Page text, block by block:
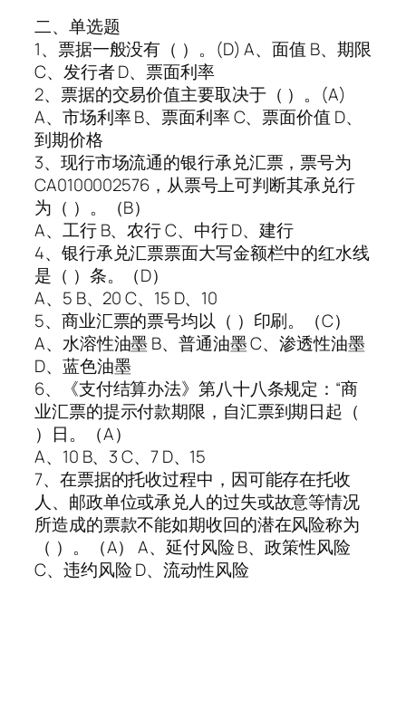
二、单选题
1、票据一般没有（ ）。(D) A、面值 B、期限
C、发行者 D、票面利率
2、票据的交易价值主要取决于（ ）。(A)
A、市场利率 B、票面利率 C、票面价值 D、
到期价格
3、现行市场流通的银行承兑汇票，票号为
CA0100002576，从票号上可判断其承兑行
为（ ）。（B）
A、工行 B、农行 C、中行 D、建行
4、银行承兑汇票票面大写金额栏中的红水线
是（ ）条。（D）
A、5 B、20 C、15 D、10
5、商业汇票的票号均以（ ）印刷。（C）
A、水溶性油墨 B、普通油墨 C、渗透性油墨
D、蓝色油墨
6、《支付结算办法》第八十八条规定：“商
业汇票的提示付款期限，自汇票到期日起（
）日。（A）
A、10 B、3 C、7 D、15
7、在票据的托收过程中，因可能存在托收
人、邮政单位或承兑人的过失或故意等情况
所造成的票款不能如期收回的潜在风险称为
（ ）。（A） A、延付风险 B、政策性风险
C、违约风险 D、流动性风险